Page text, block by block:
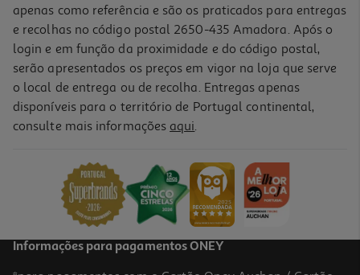
Doce Extra 50% Frutos Auchan Ameixa 360 G
apenas como referência e são os praticados para entregas
e recolhas no código postal 2650-435 Amadora. Após o
login e em função da proximidade e do código postal,
serão apresentados os preços em vigor na loja que serve
o local de entrega ou de recolha. Entregas apenas
disponíveis para o território de Portugal continental,
consulte mais informações aqui.
Informações para pagamentos ONEY